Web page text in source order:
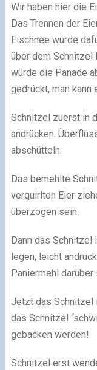
Wir haben hier die
Das Trennen der
Eischnee würde
über dem Schnitzel
würde die Panade
gedrückt, man kann
Schnitzel zuerst in
andrücken.
abschütteln.
Das bemehlte
verquirlten Eier
überzogen sein.
Dann das
legen, leicht
Paniermehl darüber
Jetzt das Schnitzel
das Schnitzel
gebacken werden!
Schnitzel erst